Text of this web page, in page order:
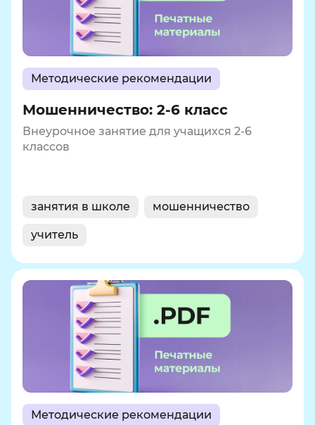
Методические рекомендации
Мошенничество: 2-6 класс
Внеурочное занятие для учащихся 2-6
классов
занятия в школе мошенничество
учитель
Методические рекомендации